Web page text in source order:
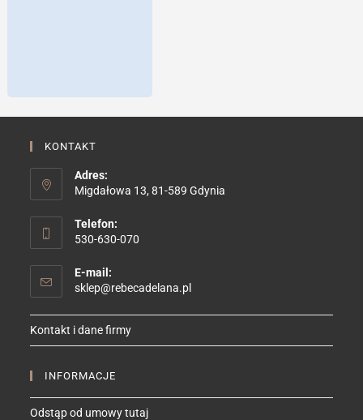
KONTAKT
Adres:
Migdałowa 13, 81-589 Gdynia
Telefon:
530-630-070
E-mail:
sklep@rebecadelana.plOpens
your
Kontakt i dane firmy
INFORMACJE
Odstąp od umowy tutaj